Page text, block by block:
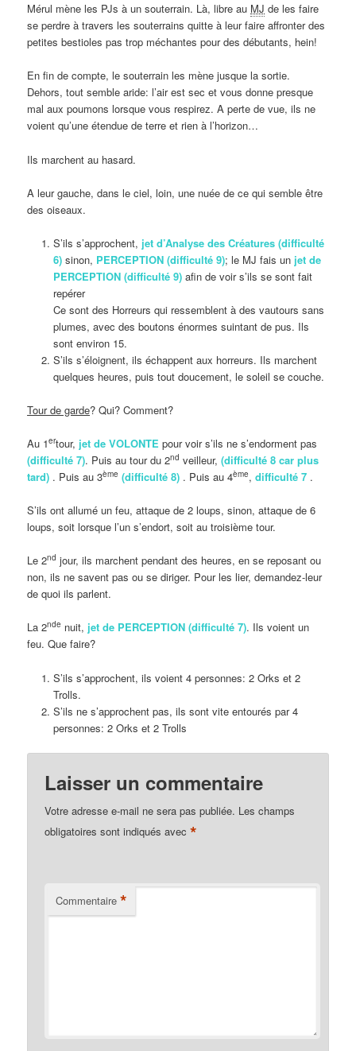
Mérul mène les PJs à un souterrain. Là, libre au MJ de les faire
se perdre à travers les souterrains quitte à leur faire affronter des
petites bestioles pas trop méchantes pour des débutants, hein!
En fin de compte, le souterrain les mène jusque la sortie.
Dehors, tout semble aride: l’air est sec et vous donne presque
mal aux poumons lorsque vous respirez. A perte de vue, ils ne
voient qu’une étendue de terre et rien à l’horizon…
Ils marchent au hasard.
A leur gauche, dans le ciel, loin, une nuée de ce qui semble être
des oiseaux.
S’ils s’approchent, jet d’Analyse des Créatures (difficulté
6) sinon, PERCEPTION (difficulté 9); le MJ fais un jet de
PERCEPTION (difficulté 9) afin de voir s’ils se sont fait
repérer
Ce sont des Horreurs qui ressemblent à des vautours sans
plumes, avec des boutons énormes suintant de pus. Ils
sont environ 15.
S’ils s’éloignent, ils échappent aux horreurs. Ils marchent
quelques heures, puis tout doucement, le soleil se couche.
Tour de garde? Qui? Comment?
Au 1ertour, jet de VOLONTE pour voir s’ils ne s’endorment pas
(difficulté 7). Puis au tour du 2nd veilleur, (difficulté 8 car plus
tard) . Puis au 3ème (difficulté 8) . Puis au 4ème, difficulté 7 .
S’ils ont allumé un feu, attaque de 2 loups, sinon, attaque de 6
loups, soit lorsque l’un s’endort, soit au troisième tour.
Le 2nd jour, ils marchent pendant des heures, en se reposant ou
non, ils ne savent pas ou se diriger. Pour les lier, demandez-leur
de quoi ils parlent.
La 2nde nuit, jet de PERCEPTION (difficulté 7). Ils voient un
feu. Que faire?
S’ils s’approchent, ils voient 4 personnes: 2 Orks et 2
Trolls.
S’ils ne s’approchent pas, ils sont vite entourés par 4
personnes: 2 Orks et 2 Trolls
Laisser un commentaire
Votre adresse e-mail ne sera pas publiée. Les champs
obligatoires sont indiqués avec*
Commentaire *